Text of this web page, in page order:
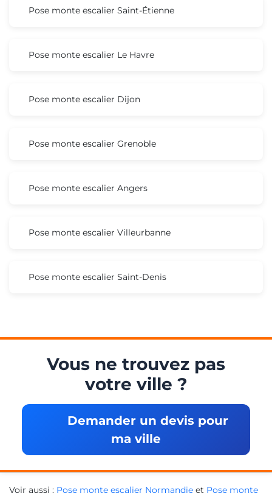
Pose monte escalier Saint-Étienne
Pose monte escalier Le Havre
Pose monte escalier Dijon
Pose monte escalier Grenoble
Pose monte escalier Angers
Pose monte escalier Villeurbanne
Pose monte escalier Saint-Denis
Vous ne trouvez pas
votre ville ?
Demander un devis pour
ma ville
Voir aussi : Pose monte escalier Normandie et Pose monte